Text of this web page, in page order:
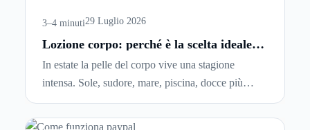
3–4 minuti29 Luglio 2026
Lozione corpo: perché è la scelta ideale
In estate la pelle del corpo vive una stagione
intensa. Sole, sudore, mare, piscina, docce più
frequenti e aria condizionata possono renderla
meno morbida, più disidratata o semplicemente